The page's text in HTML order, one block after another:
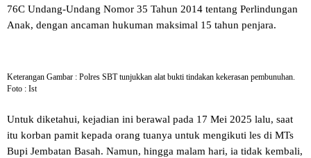
76C Undang-Undang Nomor 35 Tahun 2014 tentang Perlindungan
Anak, dengan ancaman hukuman maksimal 15 tahun penjara.
Keterangan Gambar : Polres SBT tunjukkan alat bukti tindakan kekerasan pembunuhan.
Foto : Ist
Untuk diketahui, kejadian ini berawal pada 17 Mei 2025 lalu, saat
itu korban pamit kepada orang tuanya untuk mengikuti les di MTs
Bupi Jembatan Basah. Namun, hingga malam hari, ia tidak kembali,